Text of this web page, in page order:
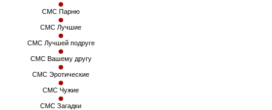
СМС Парню
СМС Лучшие
СМС Лучшей подруге
СМС Вашему другу
СМС Эротические
СМС Чужие
СМС Загадки